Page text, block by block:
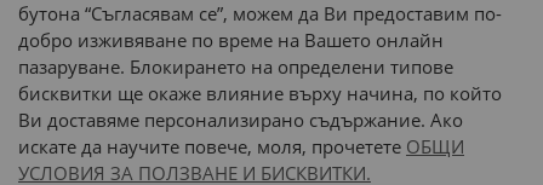
Доставка до адрес с:
или
наш транспорт
бутона “Съгласявам се”, можем да Ви предоставим по-
добро изживяване по време на Вашето онлайн
пазаруване. Блокирането на определени типове
бисквитки ще окаже влияние върху начина, по който
Ви доставяме персонализирано съдържание. Ако
искате да научите повече, моля, прочетете ОБЩИ
УСЛОВИЯ ЗА ПОЛЗВАНЕ И БИСКВИТКИ.